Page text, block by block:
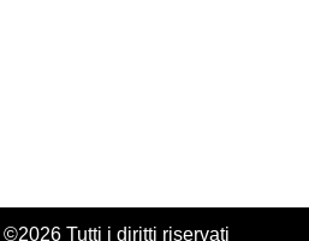
©2026 Tutti i diritti riservati